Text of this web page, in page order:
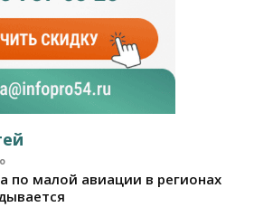
по малой авиации в регионах